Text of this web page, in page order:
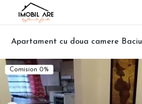
Apartament cu doua camere Baciu
Comision 0%